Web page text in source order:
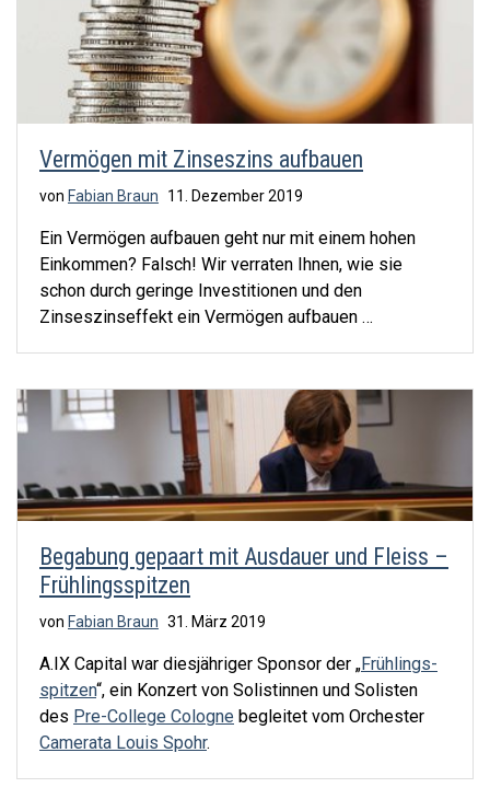
Vermögen mit Zinseszins aufbauen
von Fabian Braun 11. Dezember 2019
Ein Vermögen aufbauen geht nur mit einem hohen
Einkommen? Falsch! Wir verraten Ihnen, wie sie
schon durch geringe Investitionen und den
Zinseszinseffekt ein Vermögen aufbauen …
Begabung gepaart mit Ausdauer und Fleiss –
Frühlingsspitzen
von Fabian Braun 31. März 2019
A.IX Capital war diesjähriger Sponsor der „Frühlings­
spitzen“, ein Konzert von Solistinnen und Solisten
des Pre-College Cologne begleitet vom Orchester
Camerata Louis Spohr.